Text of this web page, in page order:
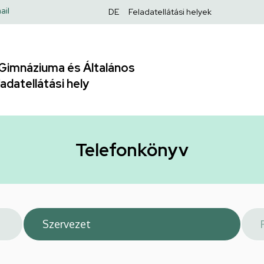
Felső
DE Feladatellátási helyek
és Általános
hely
Telefonkönyv